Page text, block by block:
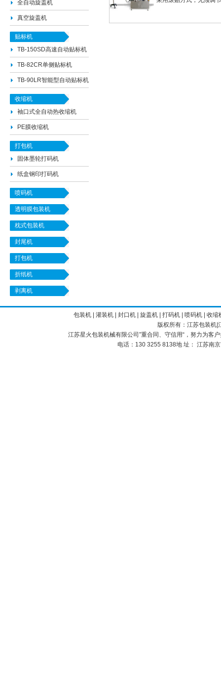
全自动旋盖机
真空旋盖机
贴标机
TB-150SD高速自动贴标机
TB-82CR单侧贴标机
TB-90LR智能型自动贴标机
收缩机
袖口式全自动热收缩机
PE膜收缩机
打包机
固体墨轮打码机
纸盒钢印打码机
喷码机
透明膜包装机
枕式包装机
封尾机
打包机
折纸机
剥离机
包装机 |灌装机 |封口机 |旋盖机 |打码机 |喷码机 |收缩
版权所有： 江苏包装机 |
江苏星火包装机械有限公司”重合同、守信用“，努力为客
电话：130 3255 8138地 址： 江苏南